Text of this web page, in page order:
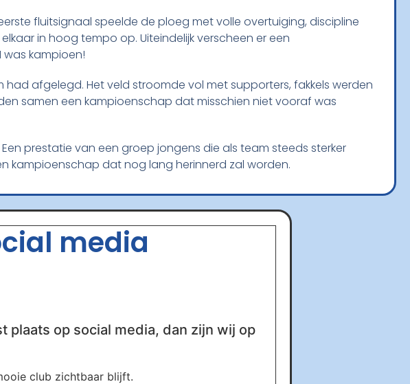
fluitsignaal speelde de ploeg met volle overtuiging, discipline
in hoog tempo op. Uiteindelijk verscheen er een
was kampioen!
afgelegd. Het veld stroomde vol met supporters, fakkels werden
samen een kampioenschap dat misschien niet vooraf was
prestatie van een groep jongens die als team steeds sterker
kampioenschap dat nog lang herinnerd zal worden.
media
plaats op social media, dan zijn wij op
club zichtbaar blijft.